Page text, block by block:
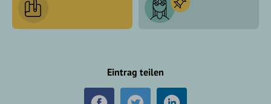
Eintrag teilen